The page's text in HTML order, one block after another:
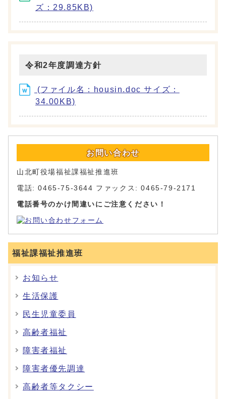
ズ：29.85KB)
令和2年度調達方針
(ファイル名：housin.doc サイズ：
34.00KB)
お問い合わせ
山北町役場福祉課福祉推進班
電話: 0465-75-3644 ファックス: 0465-79-2171
電話番号のかけ間違いにご注意ください！
福祉課福祉推進班
お知らせ
生活保護
民生児童委員
高齢者福祉
障害者福祉
障害者優先調達
高齢者等タクシー